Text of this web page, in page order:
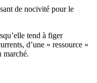
de nocivité pour le
tend à figer
d’une « ressource »
marché.